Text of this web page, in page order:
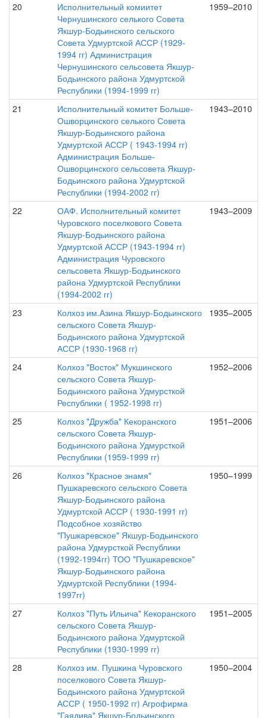
20
Исполнительный комиитет
Чернушинского селького Совета
Якшур-Бодьинского сельского
Совета Удмуртской АССР (1929-
1994 гг) Администрация
Чернушинского сельсовета Якшур-
Бодьинского района Удмуртской
Республики (1994-1999 гг)
1959–2010
21
Исполнительный комитет Больше-
Ошворцинского селького Совета
Якшур-Бодьинского района
Удмуртской АССР ( 1943-1994 гг)
Администрация Больше-
Ошворцинского сельсовета Якшур-
Бодьинского района Удмуртской
Республики (1994-2002 гг)
1943–2010
22
ОАФ. Исполнительный комитет
Чуровского поселкового Совета
Якшур-Бодьинского района
Удмуртской АССР (1943-1994 гг)
Администрация Чуровского
сельсовета Якшур-Бодьинского
района Удмуртской Республики
(1994-2002 гг)
1943–2009
23
Колхоз им.Азина Якшур-Бодьинского
сельского Совета Якшур-
Бодьинского района Удмуртской
АССР (1930-1968 гг)
1935–2005
24
Колхоз "Восток" Мукшинского
сельского Совета Якшур-
Бодьинского района Удмурсткой
Республики ( 1952-1998 гг)
1952–2006
25
Колхоз "Дружба" Кекоранского
сельского Совета Якшур-
Бодьинского района Удмурсткой
Республики (1959-1999 гг)
1951–2006
26
Колхоз "Красное знамя"
Пушкаревского сельского Совета
Якшур-Бодьинского района
Удмуртской АССР ( 1930-1991 гг)
Подсобное хозяйство
"Пушкаревское" Якшур-Бодьинского
района Удмурсткой Республики
(1992-1994гг) ТОО "Пушкаревское"
Якшур-Бодьинского района
Удмуртской Республики (1994-
1997гг)
1950–1999
27
Колхоз "Путь Ильича" Кекоранского
сельского Совета Якшур-
Бодьинского района Удмуртской
Республики (1930-1999 гг)
1951–2005
28
Колхоз им. Пушкина Чуровского
поселкового Совета Якшур-
Бодьинского района Удмуртской
АССР ( 1950-1992 гг) Агрофирма
"Гаядива" Якшур-Бодьинского
1950–2004